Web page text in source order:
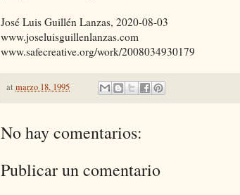
José Luis Guillén Lanzas, 2020-08-03
www.joseluisguillenlanzas.com
www.safecreative.org/work/2008034930179
at marzo 18, 1995
No hay comentarios:
Publicar un comentario